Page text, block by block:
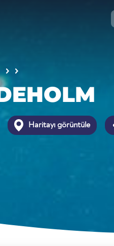
Haritayı görüntüle